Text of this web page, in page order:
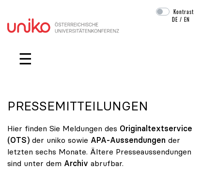
Navigation überspringen
Kontrast
DE /EN
☰
PRESSEMITTEILUNGEN
Hier finden Sie Meldungen des Originaltextservice
(OTS) der uniko sowie APA-Aussendungen der
letzten sechs Monate. Ältere Presseaussendungen
sind unter dem Archiv abrufbar.